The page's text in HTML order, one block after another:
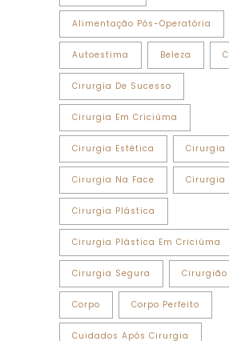
Alimentação Pós-Operatória
Autoestima Beleza
Cirurgia De Sucesso
Cirurgia Em Criciúma
Cirurgia Estética Cirurgia
Cirurgia Na Face Cirurgia
Cirurgia Plástica
Cirurgia Plástica Em Criciúma
Cirurgia Segura
Corpo Corpo Perfeito
Cuidados Após Cirurgia